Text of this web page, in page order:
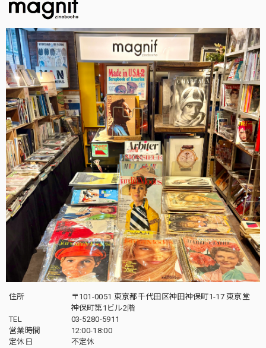
住所
〒101-0051 東京都千代田区神田神保町1-17 東京堂
神保町第1ビル2階
TEL
03-5280-5911
営業時間
12:00-18:00
定休日
不定休